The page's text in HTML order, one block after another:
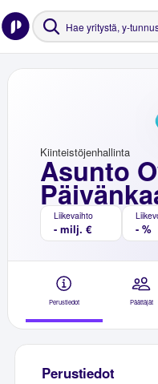
Asunto
Kiinteistöjenhallinta
Liikevaihto
- milj. € - %
Perustiedot Päättäjät
Perustiedot